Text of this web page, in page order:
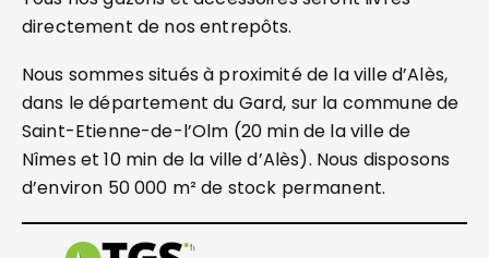
directement de nos entrepôts.
Nous sommes situés à proximité de la ville d’Alès,
dans le département du Gard, sur la commune de
Saint-Etienne-de-l’Olm (20 min de la ville de
Nîmes et 10 min de la ville d’Alès). Nous disposons
d’environ 50 000 m² de stock permanent.